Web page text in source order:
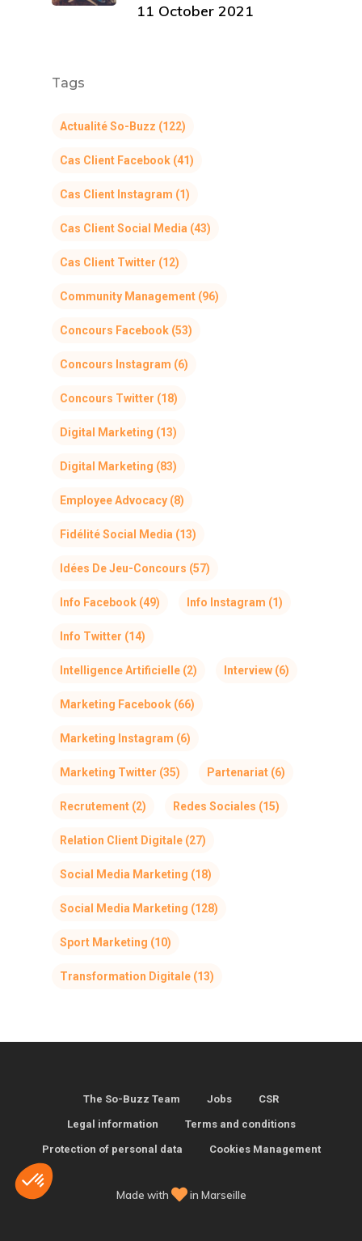
11 October 2021
Tags
Actualité So-Buzz (122)
Cas Client Facebook (41)
Cas Client Instagram (1)
Cas Client Social Media (43)
Cas Client Twitter (12)
Community Management (96)
Concours Facebook (53)
Concours Instagram (6)
Concours Twitter (18)
Digital Marketing (13)
Digital Marketing (83)
Employee Advocacy (8)
Fidélité Social Media (13)
Idées De Jeu-Concours (57)
Info Facebook (49) Info Instagram (1)
Info Twitter (14)
Intelligence Artificielle (2) Interview (6)
Marketing Facebook (66)
Marketing Instagram (6)
Marketing Twitter (35) Partenariat (6)
Recrutement (2) Redes Sociales (15)
Relation Client Digitale (27)
Social Media Marketing (18)
Social Media Marketing (128)
Sport Marketing (10)
Transformation Digitale (13)
The So-Buzz Team Jobs CSR
Legal information Terms and conditions
Protection of personal data Cookies Management
Made with in Marseille